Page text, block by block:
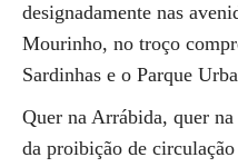
designadamente nas
Mourinho, no troço
Sardinhas e o Parque
Quer na Arrábida, quer
da proibição de